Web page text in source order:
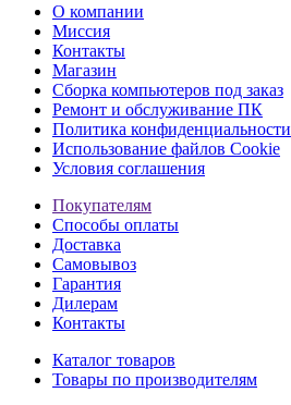
О компании
Миссия
Контакты
Магазин
Сборка компьютеров под заказ
Ремонт и обслуживание ПК
Политика конфиденциальности
Использование файлов Cookie
Условия соглашения
Покупателям
Способы оплаты
Доставка
Самовывоз
Гарантия
Дилерам
Контакты
Каталог товаров
Товары по производителям